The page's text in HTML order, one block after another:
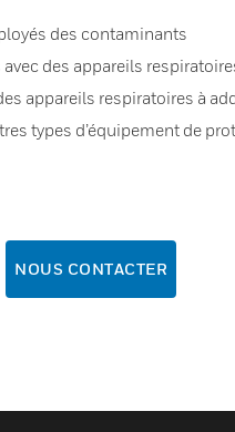
des contaminants
des appareils
appareils respiratoires à
types d’équipement de
NOUS CONTACTER